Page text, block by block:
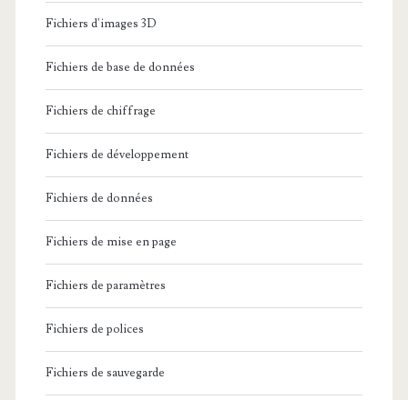
Fichiers d'images 3D
Fichiers de base de données
Fichiers de chiffrage
Fichiers de développement
Fichiers de données
Fichiers de mise en page
Fichiers de paramètres
Fichiers de polices
Fichiers de sauvegarde